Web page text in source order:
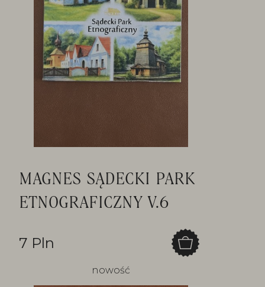
MAGNES SĄDECKI PARK
ETNOGRAFICZNY V.6
7 Pln
nowość